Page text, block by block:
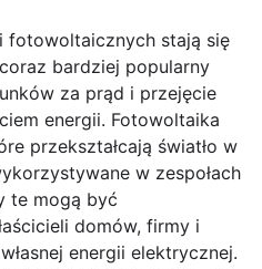
fotowoltaicznych stają się
bardziej popularny
za prąd i przejęcie
energii. Fotowoltaika
przekształcają światło w
w zespołach
te mogą być
domów, firmy i
energii elektrycznej.